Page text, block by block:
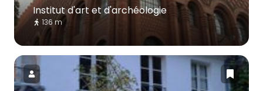
Institut d'art et d'archéologie
136 m